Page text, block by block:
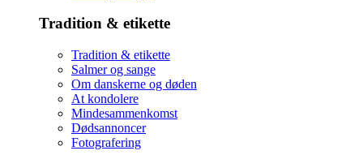
Tradition & etikette
Tradition & etikette
Salmer og sange
Om danskerne og døden
At kondolere
Mindesammenkomst
Dødsannoncer
Fotografering